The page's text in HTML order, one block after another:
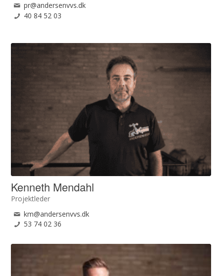
pr@andersenvvs.dk
40 84 52 03
Kenneth Mendahl
Projektleder
km@andersenvvs.dk
53 74 02 36